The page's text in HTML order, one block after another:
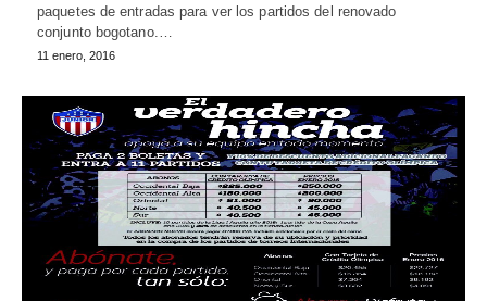
paquetes de entradas para ver los partidos del renovado
conjunto bogotano.…
11 enero, 2016